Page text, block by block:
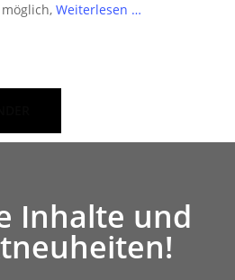
Weiterlesen …
Inhalte und